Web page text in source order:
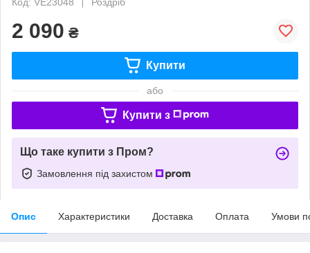
2 090 ₴
Купити
або
Купити з
Що таке купити з Пром?
Замовлення під захистом
Опис Характеристики Доставка Оплата Умови